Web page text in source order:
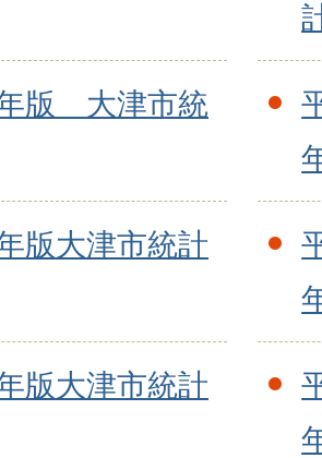
版 大津市統
版大津市統計
版大津市統計